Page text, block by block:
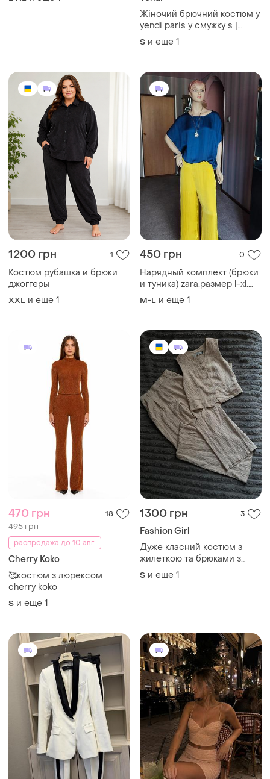
Жіночий брючний костюм y
yendi paris у смужку s |
жакет + штани | франція
S и еще 1
1200 грн 1
Костюм рубашка и брюки
джоггеры
XXL и еще 1
450 грн 0
Нарядный комплект (брюки
и туника) zara.размер l-xl.
легкая дышащая
синтетическая ткань.
M-L и еще 1
470 грн 18
495 грн
распродажа до 10 авг.
Cherry Koko
🥰костюм з люрексом
cherry koko
S и еще 1
1300 грн 3
Fashion Girl
Дуже класний костюм з
жилеткою та брюками з
льону
S и еще 1